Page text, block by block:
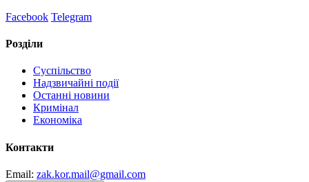
Facebook Telegram
Розділи
Суспільство
Надзвичайні події
Останні новини
Кримінал
Економіка
Контакти
Email: zak.kor.mail@gmail.com